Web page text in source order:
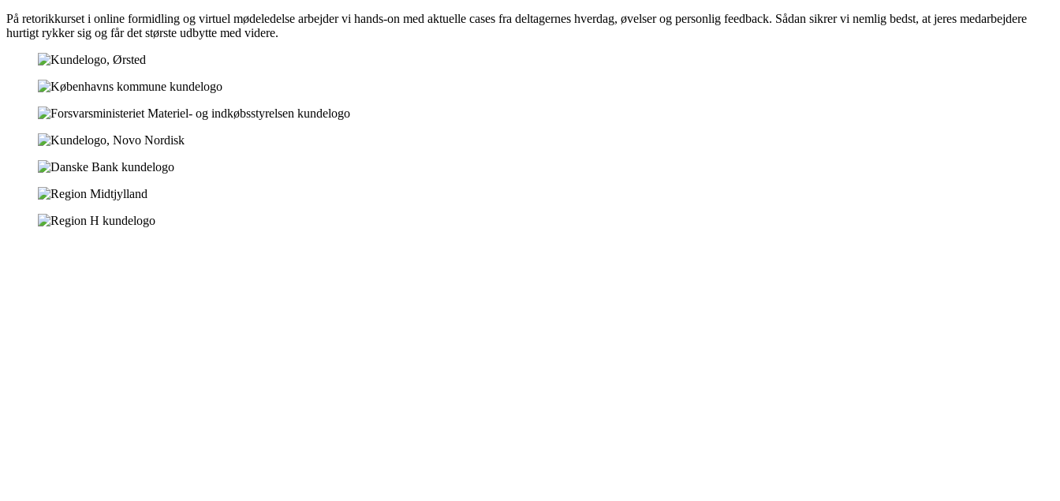
På retorikkurset i online formidling og virtuel mødeledelse arbejder vi hands-on med aktuelle cases fra deltagernes hverdag, øvelser og personlig feedback. Sådan sikrer vi nemlig bedst, at jeres medarbejdere
hurtigt rykker sig og får det største udbytte med videre.